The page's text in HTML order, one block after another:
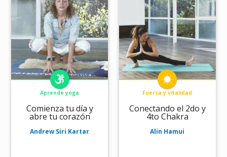
Aprende yoga
Comienza tu día y
abre tu corazón
Andrew Siri Kartar
Fuerza y vitalidad
Conectando el 2do y
4to Chakra
Alin Hamui